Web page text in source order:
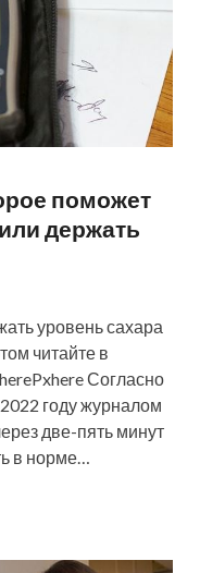
поможет
держать
уровень сахара
читайте в
Согласно
году журналом
две-пять минут
в норме…